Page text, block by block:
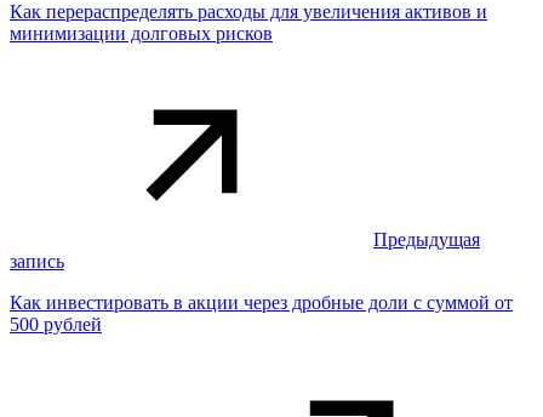
Как перераспределять расходы для увеличения активов и
минимизации долговых рисков
Предыдущая
запись
Как инвестировать в акции через дробные доли с суммой от
500 рублей